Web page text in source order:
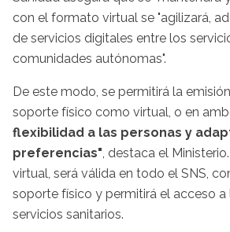
con el formato virtual se "agilizará,
de servicios digitales entre los
comunidades autónomas".
De este modo, se permitirá la
soporte físico como virtual, o en
flexibilidad a las personas y
preferencias", destaca el
virtual, será válida en todo el SNS,
soporte físico y permitirá el acceso
servicios sanitarios.